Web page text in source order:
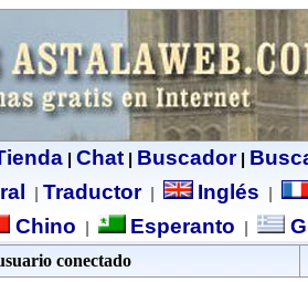
| Chat| Buscador|
Traductor| Inglés
Chino Esperanto
conectado